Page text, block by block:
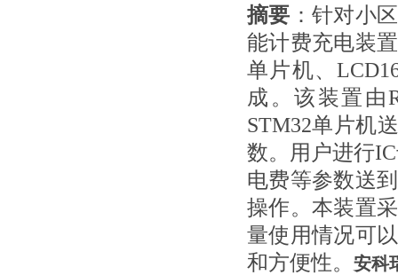
摘要 ：针对小
能计费充电装
单片机、
成。该装置由
STM32单片机
数。用户进行
电费等参数送
操作。本装置
量使用情况可
和方便性。 安科